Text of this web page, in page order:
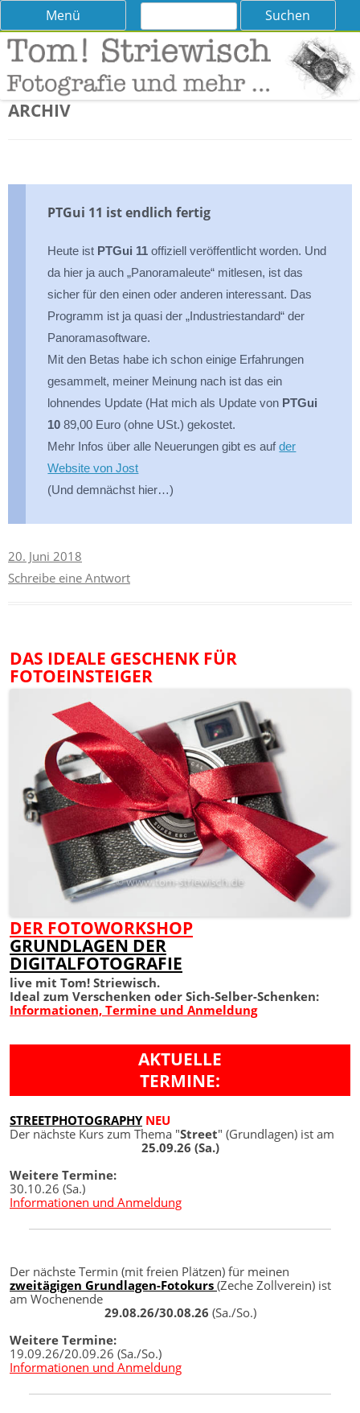
Tom! Striewisch – Fotografieren
lernen
Tipps und Tricks und Meinungen zur Fotografie
Menü
Skip
content
Suchen
ARCHIV
PTGui 11 ist endlich fertig
Heute ist PTGui 11 offiziell veröffentlicht worden. Und
da hier ja auch „Panoramaleute“ mitlesen, ist das
sicher für den einen oder anderen interessant. Das
Programm ist ja quasi der „Industriestandard“ der
Panoramasoftware.
Mit den Betas habe ich schon einige Erfahrungen
gesammelt, meiner Meinung nach ist das ein
lohnendes Update (Hat mich als Update von PTGui
10 89,00 Euro (ohne USt.) gekostet.
Mehr Infos über alle Neuerungen gibt es aufder
Website von Jost
(Und demnächst hier…)
20. Juni 2018
Schreibe eine Antwort
DAS IDEALE GESCHENK FÜR
FOTOEINSTEIGER
DER FOTOWORKSHOP
GRUNDLAGEN DER
DIGITALFOTOGRAFIE
live mit Tom! Striewisch.
Ideal zum Verschenken oder Sich-Selber-Schenken:
Informationen, Termine und Anmeldung
AKTUELLE
TERMINE:
STREETPHOTOGRAPHY NEU
Der nächste Kurs zum Thema "Street" (Grundlagen) ist am
25.09.26 (Sa.)
Weitere Termine:
30.10.26 (Sa.)
Informationen und Anmeldung
Der nächste Termin (mit freien Plätzen) für meinen
zweitägigen Grundlagen-Fotokurs (Zeche Zollverein) ist
am Wochenende
29.08.26/30.08.26 (Sa./So.)
Weitere Termine:
19.09.26/20.09.26 (Sa./So.)
Informationen und Anmeldung